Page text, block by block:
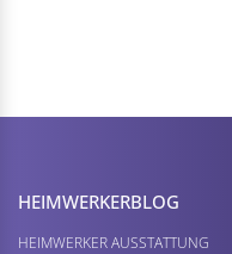
HEIMWERKER­BLOG
HEIMWERKER AUSSTATTUNG